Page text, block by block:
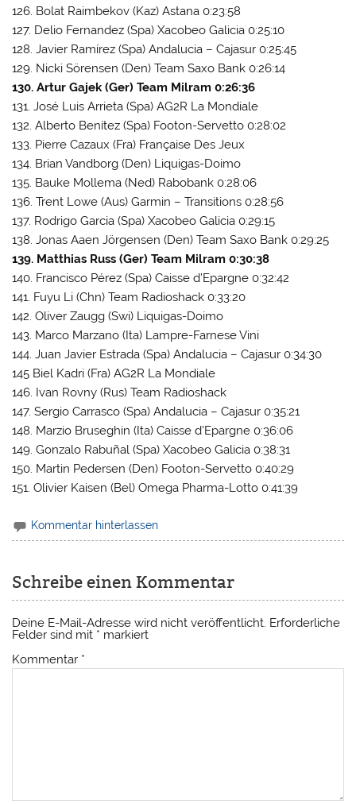
126. Bolat Raimbekov (Kaz) Astana 0:23:58
127. Delio Fernandez (Spa) Xacobeo Galicia 0:25:10
128. Javier Ramírez (Spa) Andalucia – Cajasur 0:25:45
129. Nicki Sörensen (Den) Team Saxo Bank 0:26:14
130. Artur Gajek (Ger) Team Milram 0:26:36
131. José Luis Arrieta (Spa) AG2R La Mondiale
132. Alberto Benítez (Spa) Footon-Servetto 0:28:02
133. Pierre Cazaux (Fra) Française Des Jeux
134. Brian Vandborg (Den) Liquigas-Doimo
135. Bauke Mollema (Ned) Rabobank 0:28:06
136. Trent Lowe (Aus) Garmin – Transitions 0:28:56
137. Rodrigo Garcia (Spa) Xacobeo Galicia 0:29:15
138. Jonas Aaen Jörgensen (Den) Team Saxo Bank 0:29:25
139. Matthias Russ (Ger) Team Milram 0:30:38
140. Francisco Pérez (Spa) Caisse d’Epargne 0:32:42
141. Fuyu Li (Chn) Team Radioshack 0:33:20
142. Oliver Zaugg (Swi) Liquigas-Doimo
143. Marco Marzano (Ita) Lampre-Farnese Vini
144. Juan Javier Estrada (Spa) Andalucia – Cajasur 0:34:30
145 Biel Kadri (Fra) AG2R La Mondiale
146. Ivan Rovny (Rus) Team Radioshack
147. Sergio Carrasco (Spa) Andalucia – Cajasur 0:35:21
148. Marzio Bruseghin (Ita) Caisse d’Epargne 0:36:06
149. Gonzalo Rabuñal (Spa) Xacobeo Galicia 0:38:31
150. Martin Pedersen (Den) Footon-Servetto 0:40:29
151. Olivier Kaisen (Bel) Omega Pharma-Lotto 0:41:39
Kommentar hinterlassen
Schreibe einen Kommentar
Deine E-Mail-Adresse wird nicht veröffentlicht. Erforderliche
Felder sind mit * markiert
Kommentar *